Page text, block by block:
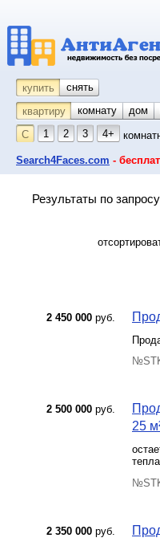
купить снять
квартиру
комнату дом
С
1 2 3 4+
Search4Faces.com -
Результаты по
2 450 000 руб.
2 500 000 руб.
25
2 350 000 руб.